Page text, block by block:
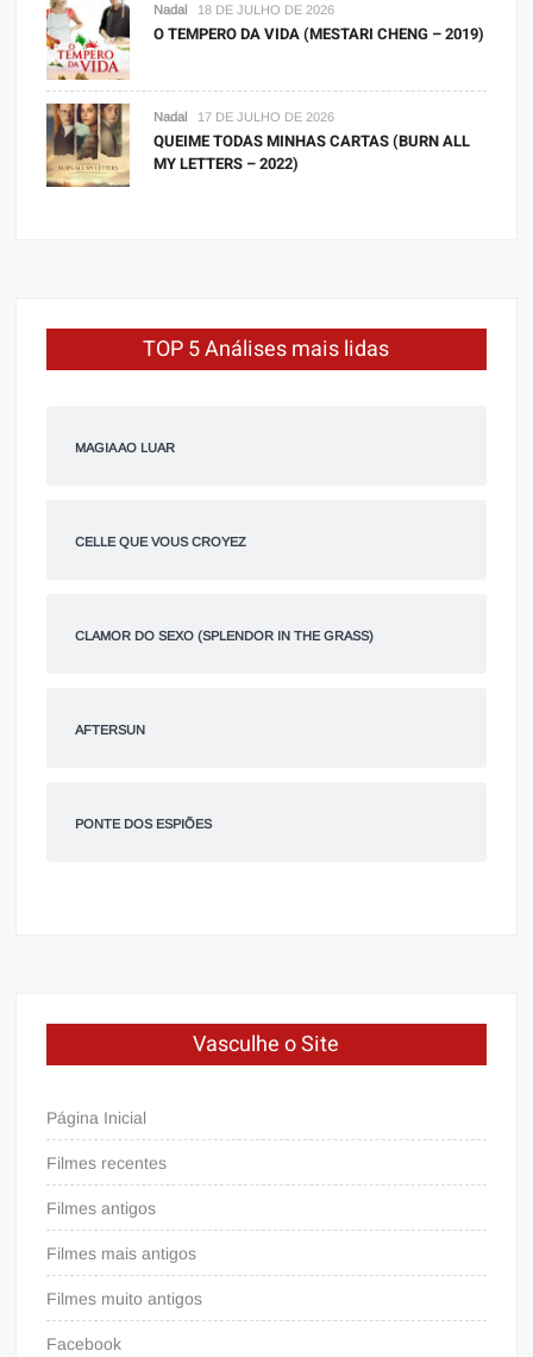
Nadal 18 DE JULHO DE 2026
O TEMPERO DA VIDA (MESTARI CHENG – 2019)
Nadal 17 DE JULHO DE 2026
QUEIME TODAS MINHAS CARTAS (BURN ALL
MY LETTERS – 2022)
TOP 5 Análises mais lidas
MAGIA AO LUAR
CELLE QUE VOUS CROYEZ
CLAMOR DO SEXO (SPLENDOR IN THE GRASS)
AFTERSUN
PONTE DOS ESPIÕES
Vasculhe o Site
Página Inicial
Filmes recentes
Filmes antigos
Filmes mais antigos
Filmes muito antigos
Facebook